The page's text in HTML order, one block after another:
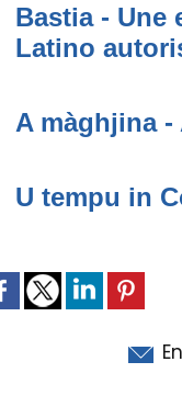
Bastia - Une
Latino
A màghjina
U tempu in